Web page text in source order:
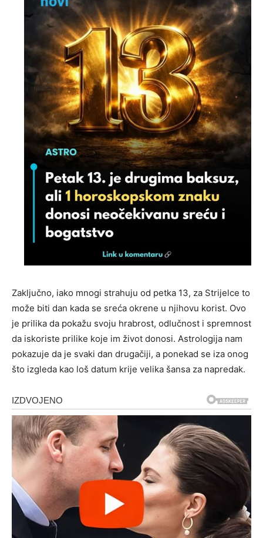
Zaključno, iako mnogi strahuju od petka 13, za Strijelce to
može biti dan kada se sreća okrene u njihovu korist. Ovo
je prilika da pokažu svoju hrabrost, odlučnost i spremnost
da iskoriste prilike koje im život donosi. Astrologija nam
pokazuje da je svaki dan drugačiji, a ponekad se iza onog
što izgleda kao loš datum krije velika šansa za napredak.